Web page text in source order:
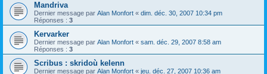
Mandriva
Dernier message par Alan Monfort « dim. déc. 30, 2007 10:34 pm
Réponses : 3
Kervarker
Dernier message par Alan Monfort « sam. déc. 29, 2007 8:58 am
Réponses : 3
Scribus : skridoù kelenn
Dernier message par Alan Monfort « jeu. déc. 27, 2007 10:36 am